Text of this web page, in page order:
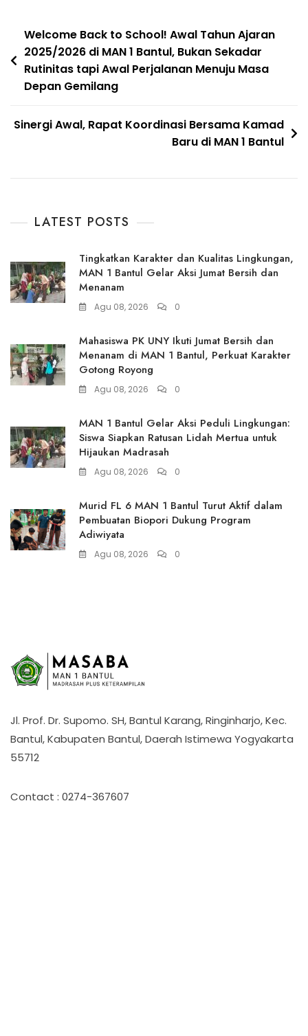
Navigasi
pos
Welcome Back to School! Awal Tahun Ajaran
2025/2026 di MAN 1 Bantul, Bukan Sekadar
Rutinitas tapi Awal Perjalanan Menuju Masa
Depan Gemilang
Sinergi Awal, Rapat Koordinasi Bersama Kamad
Baru di MAN 1 Bantul
LATEST POSTS
Tingkatkan Karakter dan Kualitas Lingkungan,
MAN 1 Bantul Gelar Aksi Jumat Bersih dan
Menanam
Agu 08, 2026 0
Mahasiswa PK UNY Ikuti Jumat Bersih dan
Menanam di MAN 1 Bantul, Perkuat Karakter
Gotong Royong
Agu 08, 2026 0
MAN 1 Bantul Gelar Aksi Peduli Lingkungan:
Siswa Siapkan Ratusan Lidah Mertua untuk
Hijaukan Madrasah
Agu 08, 2026 0
Murid FL 6 MAN 1 Bantul Turut Aktif dalam
Pembuatan Biopori Dukung Program
Adiwiyata
Agu 08, 2026 0
Jl. Prof. Dr. Supomo. SH, Bantul Karang, Ringinharjo, Kec.
Bantul, Kabupaten Bantul, Daerah Istimewa Yogyakarta
55712
Contact : 0274-367607